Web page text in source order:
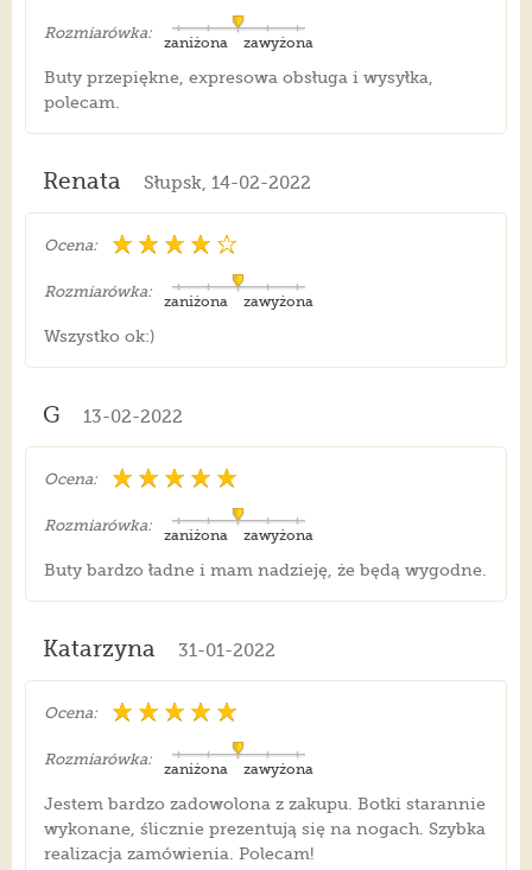
Rozmiarówka:
zawyżona
zaniżona
Buty przepiękne, expresowa obsługa i wysyłka,
polecam.
Renata Słupsk, 14-02-2022
Ocena:
Rozmiarówka:
zawyżona
zaniżona
Wszystko ok:)
G 13-02-2022
Ocena:
Rozmiarówka:
zawyżona
zaniżona
Buty bardzo ładne i mam nadzieję, że będą wygodne.
Katarzyna 31-01-2022
Ocena:
Rozmiarówka:
zawyżona
zaniżona
Jestem bardzo zadowolona z zakupu. Botki starannie
wykonane, ślicznie prezentują się na nogach. Szybka
realizacja zamówienia. Polecam!